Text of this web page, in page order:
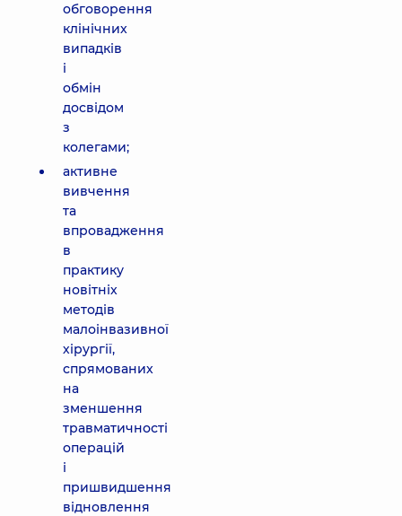
обговорення
клінічних
випадків
і
обмін
досвідом
з
колегами;
активне
вивчення
та
впровадження
в
практику
новітніх
методів
малоінвазивної
хірургії,
спрямованих
на
зменшення
травматичності
операцій
і
пришвидшення
відновлення